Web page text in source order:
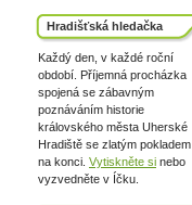
Hradišťská hledačka
Každý den, v každé roční
období. Příjemná procházka
spojená se zábavným
poznáváním historie
královského města Uherské
Hradiště se zlatým pokladem
na konci. Vytiskněte si nebo
vyzvedněte v Íčku.